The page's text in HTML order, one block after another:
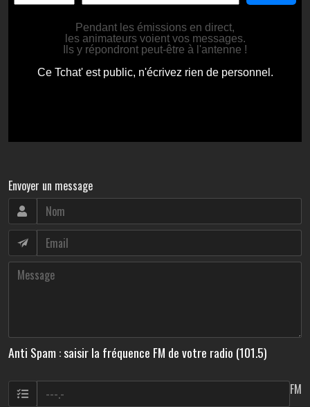
Envoyer un message
Anti Spam : saisir la fréquence FM de votre radio (101.5)
FM